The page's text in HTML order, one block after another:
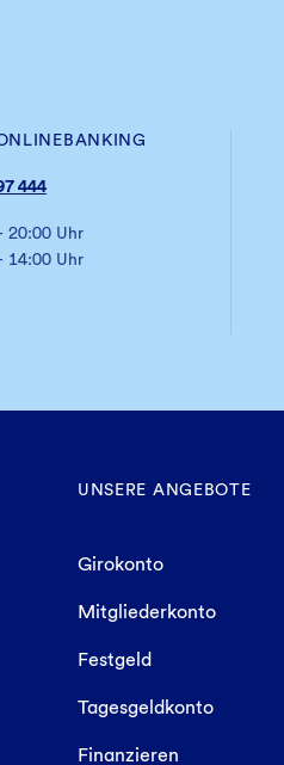
444
20:00 Uhr
14:00 Uhr
UNSERE ANGEBOTE
Girokonto
Mitgliederkonto
Festgeld
Tagesgeldkonto
Finanzieren